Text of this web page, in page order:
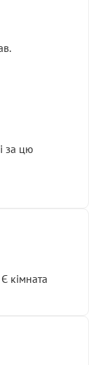
за цю
кімната